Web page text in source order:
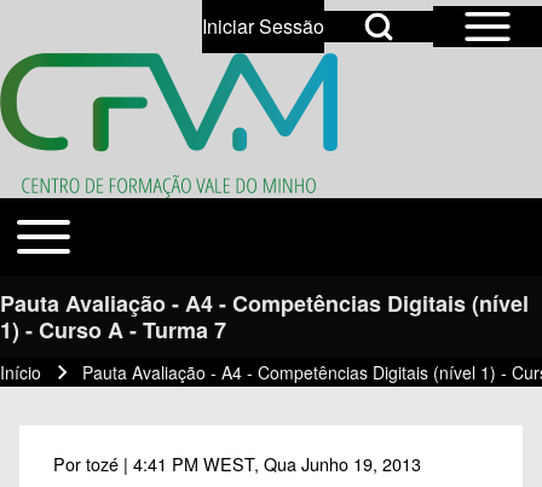
Close search
Search
Open Sidebar
Open Search Block
User account menu
Iniciar SessãoOpen login dialog
Temas
Toggle main menu
Pauta Avaliação - A4 - Competências Digitais (nível
1) - Curso A - Turma 7
Navegação estrutural
Início Pauta Avaliação - A4 - Competências Digitais (nível 1) -
Portozé | 4:41 PM WEST, Qua Junho 19, 2013